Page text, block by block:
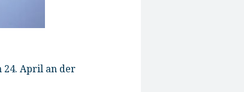
24. April an der